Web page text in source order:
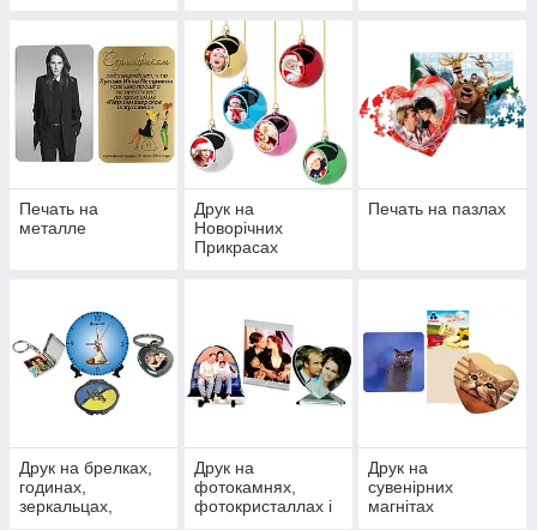
Печать на
металле
Друк на
Новорічних
Прикрасах
Печать на пазлах
Друк на брелках,
годинах,
зеркальцах,
Друк на
фотокамнях,
фотокристаллах і
Друк на
сувенірних
магнітах